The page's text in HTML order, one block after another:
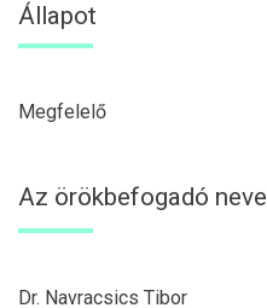
Állapot
Megfelelő
Az örökbefogadó neve
Dr. Navracsics Tibor